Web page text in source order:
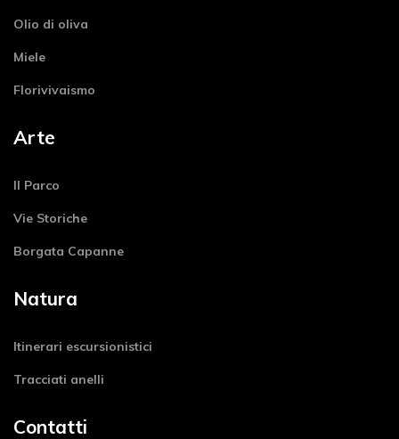
Olio di oliva
Miele
Florivivaismo
Arte
Il Parco
Vie Storiche
Borgata Capanne
Natura
Itinerari escursionistici
Tracciati anelli
Contatti